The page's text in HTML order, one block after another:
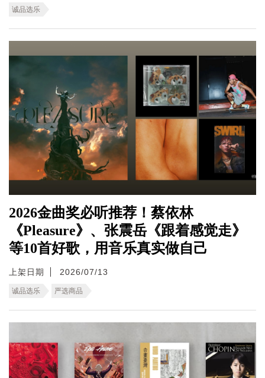
诚品选乐
2026金曲奖必听推荐！蔡依林
《Pleasure》、张震岳《跟着感觉走》
等10首好歌，用音乐真实做自己
上架日期 2026/07/13
诚品选乐 严选商品